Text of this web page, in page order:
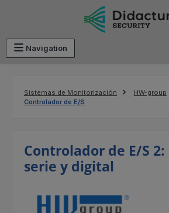
Saltar al contenido principal
Navigation
Sistemas de Monitorización
HW-group
Controlador de E/S
Controlador de E/S
serie y digital